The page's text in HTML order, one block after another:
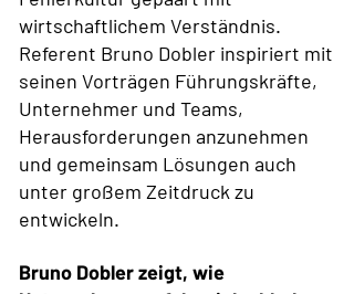
wirtschaftlichem Verständnis.
Referent Bruno Dobler inspiriert mit
seinen Vorträgen Führungskräfte,
Unternehmer und Teams,
Herausforderungen anzunehmen
und gemeinsam Lösungen auch
unter großem Zeitdruck zu
entwickeln.
Bruno Dobler zeigt, wie